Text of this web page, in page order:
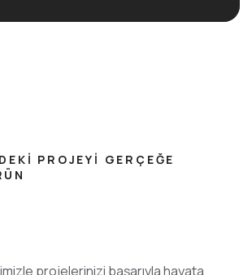
PROJEYI GERÇEĞE
projelerinizi başarıyla hayata